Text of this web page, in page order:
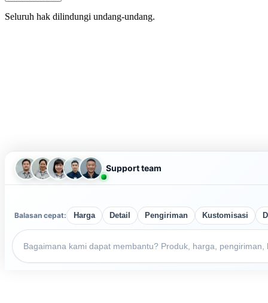
Seluruh hak dilindungi undang-undang.
Support team
Balasan cepat: Harga Detail Pengiriman Kustomisasi